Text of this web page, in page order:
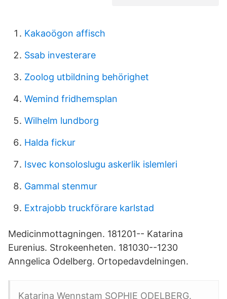
Kakaoögon affisch
Ssab investerare
Zoolog utbildning behörighet
Wemind fridhemsplan
Wilhelm lundborg
Halda fickur
Isvec konsoloslugu askerlik islemleri
Gammal stenmur
Extrajobb truckförare karlstad
Medicinmottagningen. 181201-- Katarina
Eurenius. Strokeenheten. 181030--1230
Anngelica Odelberg. Ortopedavdelningen.
Katarina Wennstam SOPHIE ODELBERG.